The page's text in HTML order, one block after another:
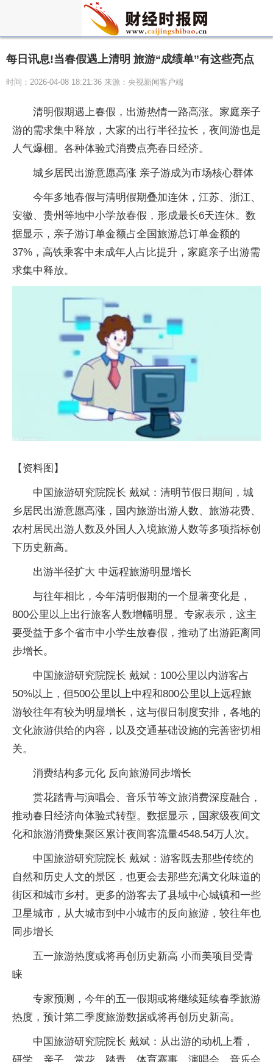
每日讯息!当春假遇上清明 旅游“成绩单”有这些亮点
时间：2026-04-08 18:21:36 来源：央视新闻客户端
清明假期遇上春假，出游热情一路高涨。家庭亲子
游的需求集中释放，大家的出行半径拉长，夜间游也是
人气爆棚。各种体验式消费点亮春日经济。
城乡居民出游意愿高涨 亲子游成为市场核心群体
今年多地春假与清明假期叠加连休，江苏、浙江、
安徽、贵州等地中小学放春假，形成最长6天连休。数
据显示，亲子游订单金额占全国旅游总订单金额的
37%，高铁乘客中未成年人占比提升，家庭亲子出游需
求集中释放。
【资料图】
中国旅游研究院院长 戴斌：清明节假日期间，城
乡居民出游意愿高涨，国内旅游出游人数、旅游花费、
农村居民出游人数及外国人入境旅游人数等多项指标创
下历史新高。
出游半径扩大 中远程旅游明显增长
与往年相比，今年清明假期的一个显著变化是，
800公里以上出行旅客人数增幅明显。专家表示，这主
要受益于多个省市中小学生放春假，推动了出游距离同
步增长。
中国旅游研究院院长 戴斌：100公里以内游客占
50%以上，但500公里以上中程和800公里以上远程旅
游较往年有较为明显增长，这与假日制度安排，各地的
文化旅游供给的内容，以及交通基础设施的完善密切相
关。
消费结构多元化 反向旅游同步增长
赏花踏青与演唱会、音乐节等文旅消费深度融合，
推动春日经济向体验式转型。数据显示，国家级夜间文
化和旅游消费集聚区累计夜间客流量4548.54万人次。
中国旅游研究院院长 戴斌：游客既去那些传统的
自然和历史人文的景区，也更会去那些充满文化味道的
街区和城市乡村。更多的游客去了县域中心城镇和一些
卫星城市，从大城市到中小城市的反向旅游，较往年也
同步增长
五一旅游热度或将再创历史新高 小而美项目受青
睐
专家预测，今年的五一假期或将继续延续春季旅游
热度，预计第二季度旅游数据或将再创历史新高。
中国旅游研究院院长 戴斌：从出游的动机上看，
研学、亲子、赏花、踏青、体育赛事、演唱会、音乐会